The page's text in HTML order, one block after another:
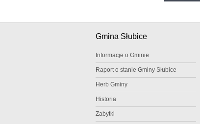
Gmina Słubice
Informacje o Gminie
Raport o stanie Gminy Słubice
Herb Gminy
Historia
Zabytki